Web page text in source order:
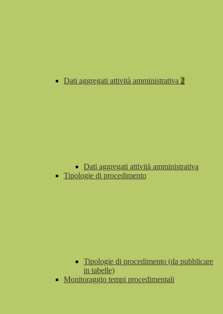
Dati aggregati attività amministrativa 2
Dati aggregati attività amministrativa
Tipologie di procedimento
Tipologie di procedimento (da pubblicare
in tabelle)
Monitoraggio tempi procedimentali